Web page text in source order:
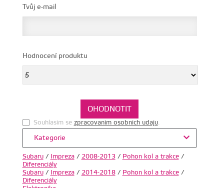
Tvůj e-mail
Hodnocení produktu
Souhlasim se zpracovanim osobnich udaju.
Kategorie
Subaru/ Impreza/ 2008-2013/ Pohon kol a trakce/
Diferenciály
Subaru/ Impreza/ 2014-2018/ Pohon kol a trakce/
Diferenciály